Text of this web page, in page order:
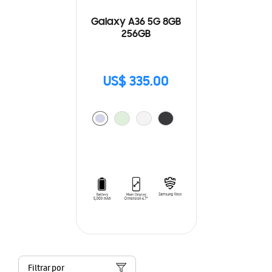
Galaxy A36 5G 8GB
256GB
US$ 335.00
Filtrar por